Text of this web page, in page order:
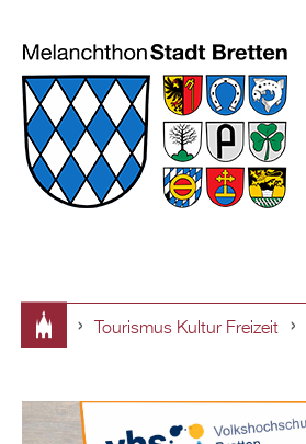
sind
Tourismus Kultur Freizeit